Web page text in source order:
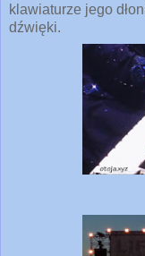
klawiaturze jego
dźwięki.